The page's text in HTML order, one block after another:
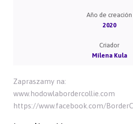
Año de creación
2020
Criador
Milena Kula
Zapraszamy na:
www.hodowlabordercollie.com
https://www.facebook.com/